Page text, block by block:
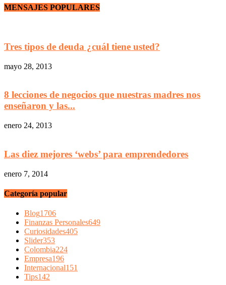
MENSAJES POPULARES
Tres tipos de deuda ¿cuál tiene usted?
mayo 28, 2013
8 lecciones de negocios que nuestras madres nos
enseñaron y las...
enero 24, 2013
Las diez mejores ‘webs’ para emprendedores
enero 7, 2014
Categoría popular
Blog1706
Finanzas Personales649
Curiosidades405
Slider353
Colombia224
Empresa196
Internacional151
Tips142